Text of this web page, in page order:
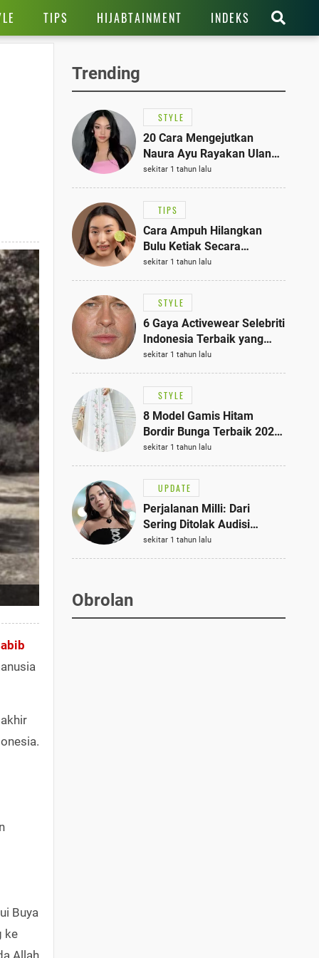
TIPS HIJABTAINMENT INDEKS
Buya
ke
Allah
Trending
STYLE
20 Cara Mengejutkan
Naura Ayu Rayakan Ulang
Tahun di Panti Asuhan,
Terlihat Anggun dengan
Kaftan Cokelat
sekitar 1 tahun lalu
TIPS
Cara Ampuh Hilangkan
Bulu Ketiak Secara
Permanen dalam 5
Langkah Sederhana
sekitar 1 tahun lalu
STYLE
6 Gaya Activewear Selebriti
Indonesia Terbaik yang
Bisa Jadi Inspirasi
Fashionmu
sekitar 1 tahun lalu
STYLE
8 Model Gamis Hitam
Bordir Bunga Terbaik 2025,
Stylish untuk Hangout
hingga Acara Semi-Formal
sekitar 1 tahun lalu
UPDATE
Perjalanan Milli: Dari
Sering Ditolak Audisi
hingga Menjadi Rapper Top
10 Thailand
sekitar 1 tahun lalu
Obrolan